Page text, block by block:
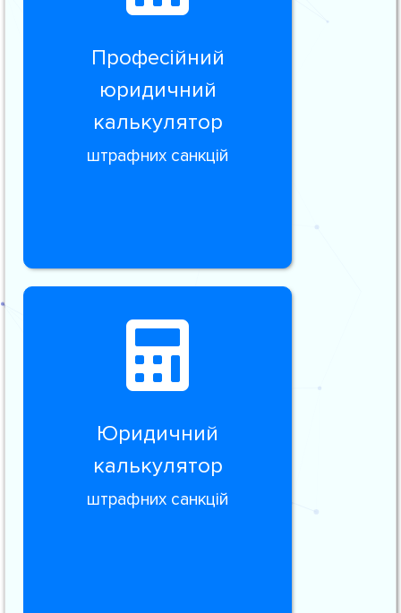
Професійний
юридичний
калькулятор
штрафних санкцій
Юридичний
калькулятор
штрафних санкцій